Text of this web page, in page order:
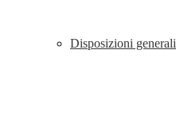
Disposizioni generali